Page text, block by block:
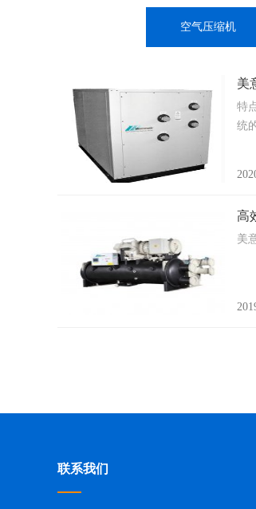
空气压缩机
美
特
统
高
美
联系我们